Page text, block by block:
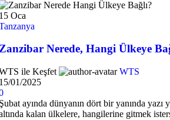
Oca
Nerede, Hangi Ülkeye
ile Keşfet
WTS
01/2025
ayında dünyanın dört bir yanında yazı
kalan ülkelere, hangilerine gitmek